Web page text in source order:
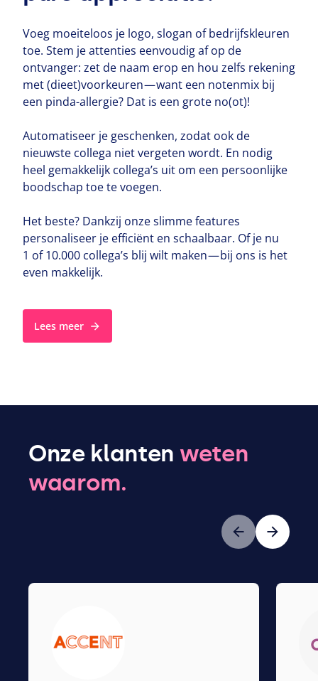
Voeg moeiteloos je logo, slogan of bedrijfskleuren
toe. Stem je attenties eenvoudig af op de
ontvanger: zet de naam erop en hou zelfs rekening
met (dieet)voorkeuren — want een notenmix bij
een pinda-allergie? Dat is een grote no(ot)!
Automatiseer je geschenken, zodat ook de
nieuwste collega niet vergeten wordt. En nodig
heel gemakkelijk collega’s uit om een persoonlijke
boodschap toe te voegen.
Het beste? Dankzij onze slimme features
personaliseer je efficiënt en schaalbaar. Of je nu
1 of10.000 collega’s blij wilt maken — bij ons is het
even makkelijk.
Lees meer
Onze klanten weten
waarom.
Vorige Volgende